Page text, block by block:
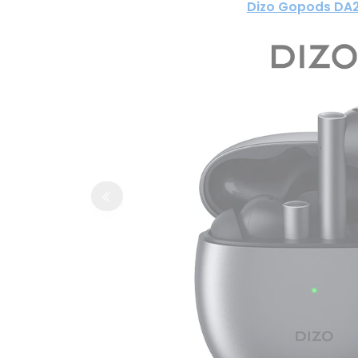
Dizo Gopods